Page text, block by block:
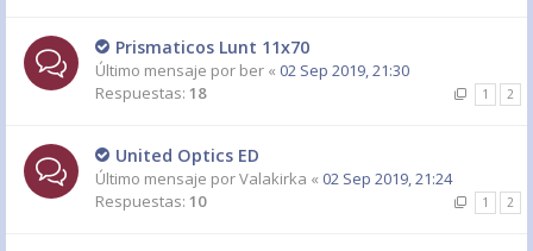
Prismaticos Lunt 11x70
Último mensaje por ber « 02 Sep 2019, 21:30
Respuestas: 18 1 2
United Optics ED
Último mensaje porValakirka « 02 Sep 2019, 21:24
Respuestas: 10 1 2